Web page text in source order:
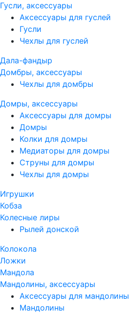
Гусли, аксессуары
Аксессуары для гуслей
Гусли
Чехлы для гуслей
Дала-фандыр
Домбры, аксессуары
Чехлы для домбры
Домры, аксессуары
Аксессуары для домры
Домры
Колки для домры
Медиаторы для домры
Струны для домры
Чехлы для домры
Игрушки
Кобза
Колесные лиры
Рылей донской
Колокола
Ложки
Мандола
Мандолины, аксессуары
Аксессуары для мандолины
Мандолины